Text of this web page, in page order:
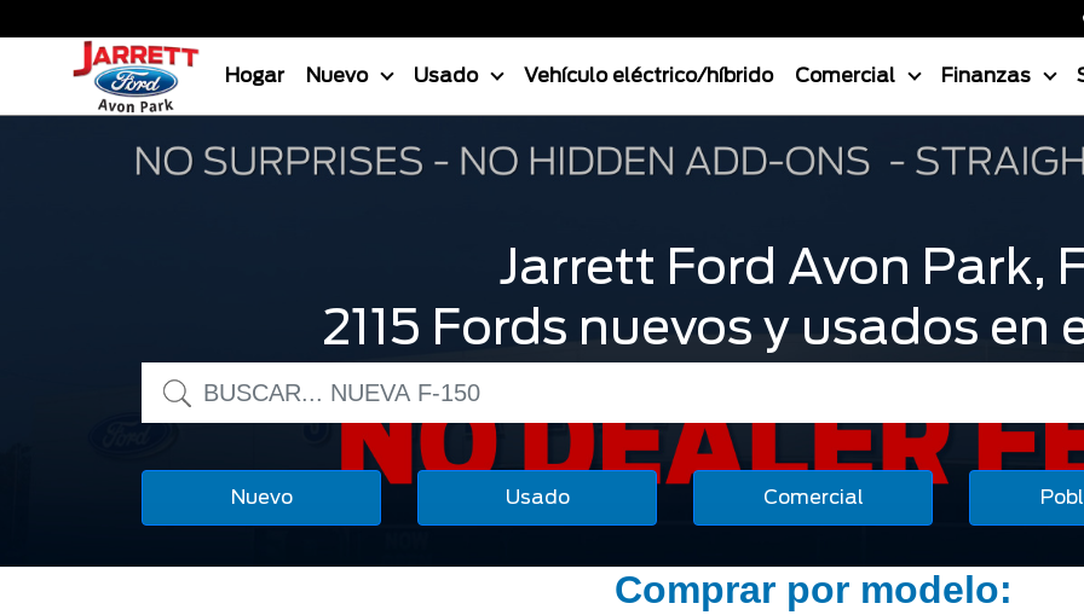
Hogar Nuevo Usado Vehículo eléctrico/híbrido Comercial Finanzas
Jarrett Ford Avon Park,
2115 Fords nuevos y usados en
Nuevo Usado Comercial
Comprar por modelo: